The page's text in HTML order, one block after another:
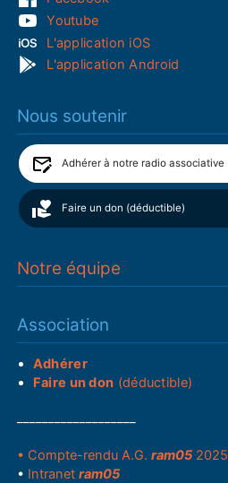
Youtube
L'application iOS
L'application Android
Nous soutenir
Adhérer à notre radio associative
Faire un don (déductible)
Notre équipe
Association
Adhérer
Faire un don (déductible)
• Compte-rendu A.G.ram05 2025
• Intranetram05